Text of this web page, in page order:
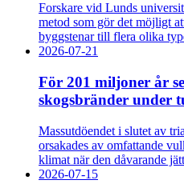
Forskare vid Lunds
metod som gör det möjligt
byggstenar till flera olika
2026-07-21
För 201 miljoner år
skogsbränder under
Massutdöendet i slutet av
orsakades av omfattande
klimat när den dåvarande
2026-07-15